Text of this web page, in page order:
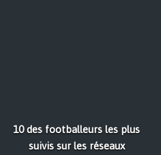
10 des footballeurs les plus
suivis sur les réseaux